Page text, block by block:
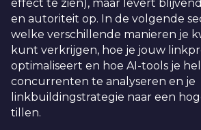
effect te zien), maar levert
en autoriteit op. In de volgende
welke verschillende manieren je
kunt verkrijgen, hoe je jouw
optimaliseert en hoe AI-tools je
concurrenten te analyseren en je
linkbuildingstrategie naar een
tillen.